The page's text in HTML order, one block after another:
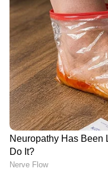
സതീശനെതിരെ
ലഭിച്തതുകൊണ്ട്
വിദേശധനം
ഫൗണ്ടേഷന്
റിപ്പോർട്ടിൽ